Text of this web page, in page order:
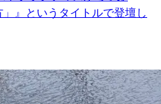
」』というタイトルで登壇し